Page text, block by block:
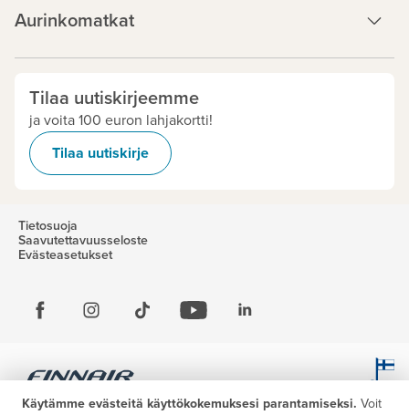
Aurinkomatkat
Tilaa uutiskirjeemme
ja voita 100 euron lahjakortti!
Tilaa uutiskirje
Tietosuoja
Saavutettavuusseloste
Evästeasetukset
Käytämme evästeitä käyttökokemuksesi parantamiseksi. Voit